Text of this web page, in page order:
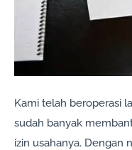
Kami telah beroperasi
sudah banyak
izin usahanya. Dengan